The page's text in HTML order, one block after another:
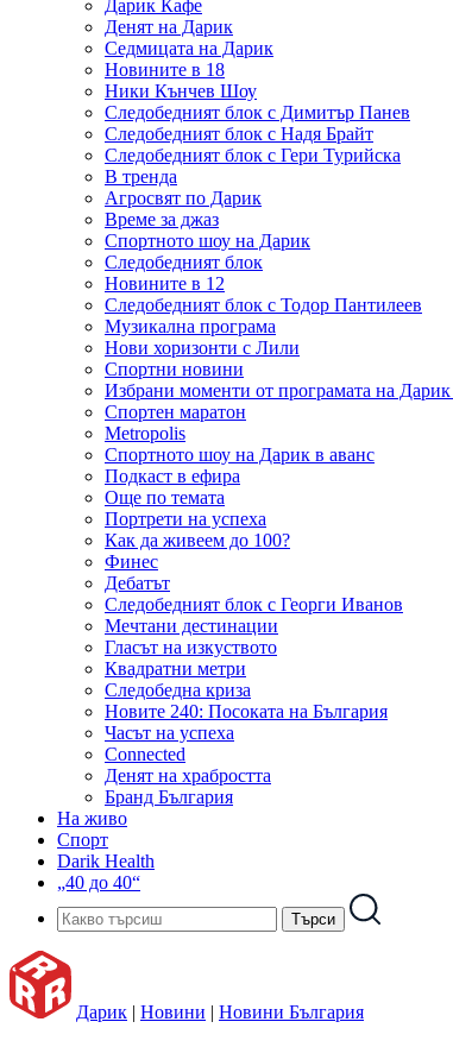
Дарик Кафе
Денят на Дарик
Седмицата на Дарик
Новините в 18
Ники Кънчев Шоу
Следобедният блок с Димитър Панев
Следобедният блок с Надя Брайт
Следобедният блок с Гери Турийска
В тренда
Агросвят по Дарик
Време за джаз
Спортното шоу на Дарик
Следобедният блок
Новините в 12
Следобедният блок с Тодор Пантилеев
Музикална програма
Нови хоризонти с Лили
Спортни новини
Избрани моменти от програмата на
Спортен маратон
Metropolis
Спортното шоу на Дарик в аванс
Подкаст в ефира
Още по темата
Портрети на успеха
Как да живеем до 100?
Финес
Дебатът
Следобедният блок с Георги Иванов
Мечтани дестинации
Гласът на изкуството
Квадратни метри
Следобедна криза
Новите 240: Посоката на България
Часът на успеха
Connected
Денят на храбростта
Бранд България
На живо
Спорт
Darik Health
„40 до 40“
Дарик | Новини | Новини България